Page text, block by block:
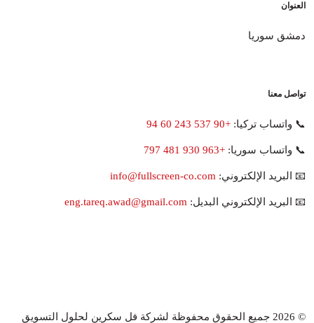
العنوان
دمشق سوريا
تواصل معنا
📞 واتساب تركيا: +90 537 243 60 94
📞 واتساب سوريا: +963 930 481 797
📧 البريد الإلكتروني: info@fullscreen-co.com
📧 البريد الإلكتروني البديل: eng.tareq.awad@gmail.com
© 2026 جميع الحقوق محفوظة لشركة فل سكرين لحلول التسويق